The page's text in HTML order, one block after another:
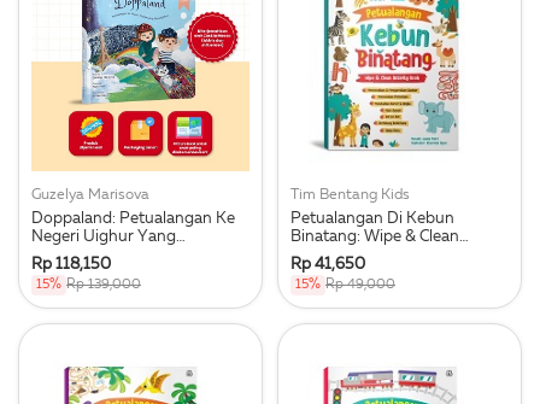
Guzelya Marisova
Doppaland: Petualangan Ke
Negeri Uighur Yang
Menakjubkan
Rp 118,150
15% Rp 139,000
Tim Bentang Kids
Petualangan Di Kebun
Binatang: Wipe & Clean
Activity Book
Rp 41,650
15% Rp 49,000